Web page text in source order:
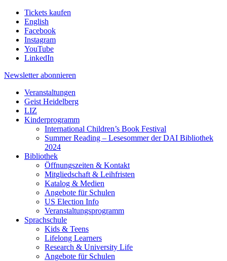
Tickets kaufen
English
Facebook
Instagram
YouTube
LinkedIn
Newsletter abonnieren
Veranstaltungen
Geist Heidelberg
LIZ
Kinderprogramm
International Children’s Book Festival
Summer Reading – Lesesommer der DAI Bibliothek
2024
Bibliothek
Öffnungszeiten & Kontakt
Mitgliedschaft & Leihfristen
Katalog & Medien
Angebote für Schulen
US Election Info
Veranstaltungsprogramm
Sprachschule
Kids & Teens
Lifelong Learners
Research & University Life
Angebote für Schulen